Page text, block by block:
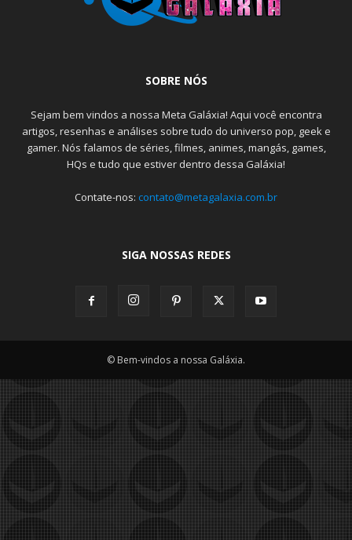
SOBRE NÓS
Sejam bem vindos a nossa Meta Galáxia! Aqui você encontra
artigos, resenhas e análises sobre tudo do universo pop, geek e
gamer. Nós falamos de séries, filmes, animes, mangás, games,
HQs e tudo que estiver dentro dessa Galáxia!
Contate-nos: contato@metagalaxia.com.br
SIGA NOSSAS REDES
© Bem-vindos a nossa Galáxia.